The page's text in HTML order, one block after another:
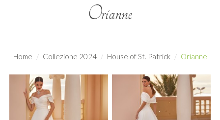
Orianne
Home Collezione 2024 House of St. Patrick Orianne